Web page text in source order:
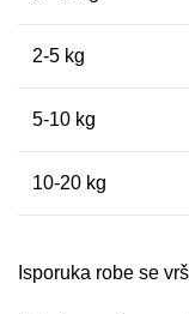
2-5 kg
5-10 kg
10-20 kg
Isporuka robe se